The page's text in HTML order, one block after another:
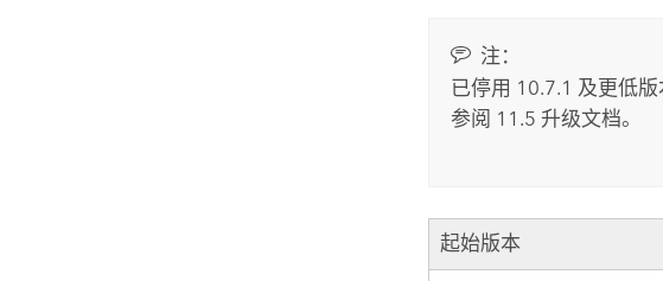
注：
已停用 10.7.1 及更低
参阅 11.5 升级文档。
起始版本